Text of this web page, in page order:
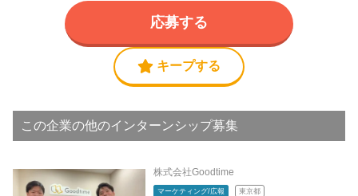
キープする
応募する
この企業の他のインターンシップ募集
株式会社Goodtime
マーケティング/広報 東京都